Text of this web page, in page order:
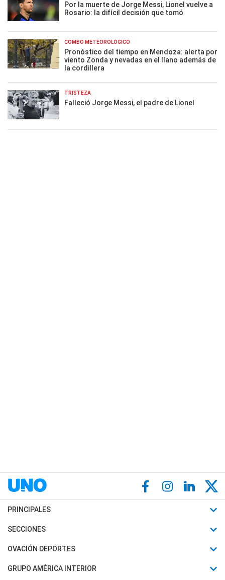
Por la muerte de Jorge Messi, Lionel vuelve a
Rosario: la difícil decisión que tomó
COMBO METEOROLÓGICO
Pronóstico del tiempo en Mendoza: alerta por
viento Zonda y nevadas en el llano además de
la cordillera
TRISTEZA
Falleció Jorge Messi, el padre de Lionel
PRINCIPALES
Últimas Noticias
Política
SECCIONES
Horóscopo
Motores
OVACIÓN DEPORTES
Fútbol
GRUPO AMÉRICA INTERIOR